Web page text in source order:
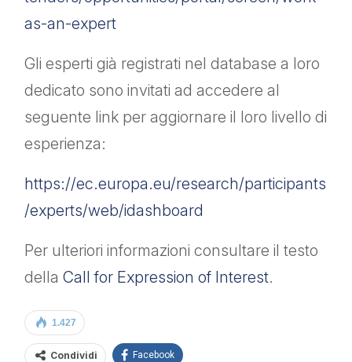
as-an-expert
Gli esperti già registrati nel database a loro
dedicato sono invitati ad accedere al
seguente link per aggiornare il loro livello di
esperienza:
https://ec.europa.eu/research/participants
/experts/web/idashboard
Per ulteriori informazioni consultare il testo
della Call for Expression of Interest.
1.427
Condividi Facebook